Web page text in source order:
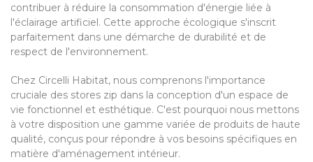
contribuer à réduire la consommation d'énergie liée à
l'éclairage artificiel. Cette approche écologique s'inscrit
parfaitement dans une démarche de durabilité et de
respect de l'environnement.
Chez Circelli Habitat, nous comprenons l'importance
cruciale des stores zip dans la conception d'un espace de
vie fonctionnel et esthétique. C'est pourquoi nous mettons
à votre disposition une gamme variée de produits de haute
qualité, conçus pour répondre à vos besoins spécifiques en
matière d'aménagement intérieur.